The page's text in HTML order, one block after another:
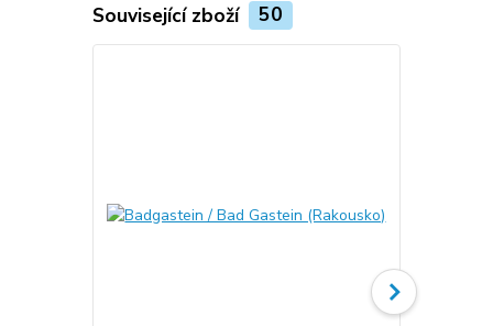
Související zboží 50